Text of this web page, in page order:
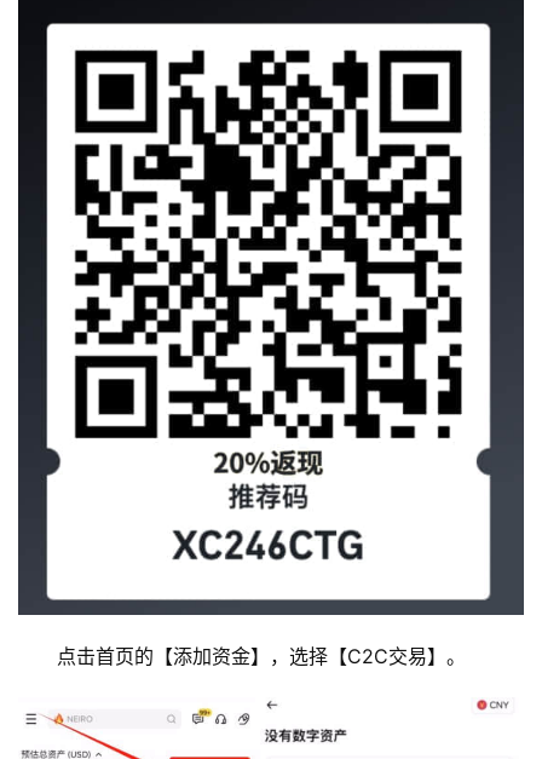
点击首页的【添加资金】，选择【C2C交易】。